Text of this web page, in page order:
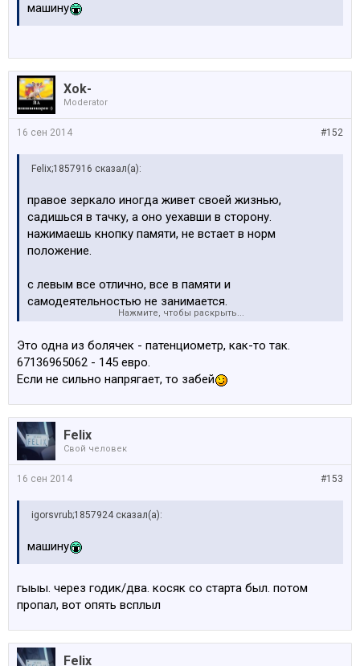
машину
Xok-
Moderator
#152
16 сен 2014
Felix;1857916 сказал(а):
правое зеркало иногда живет своей жизнью,
садишься в тачку, а оно уехавши в сторону.
нажимаешь кнопку памяти, не встает в норм
положение.
с левым все отлично, все в памяти и
самодеятельностью не занимается.
Нажмите, чтобы раскрыть...
Это одна из болячек - патенциометр, как-то так.
67136965062 - 145 евро.
Если не сильно напрягает, то забей
Felix
Свой человек
#153
16 сен 2014
igorsvrub;1857924 сказал(а):
машину
гыыы. через годик/два. косяк со старта был. потом
пропал, вот опять всплыл
Felix